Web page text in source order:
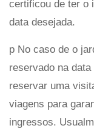
certificou de ter o
data desejada.
p No caso de o
reservado na
reservar uma
viagens para
ingressos.